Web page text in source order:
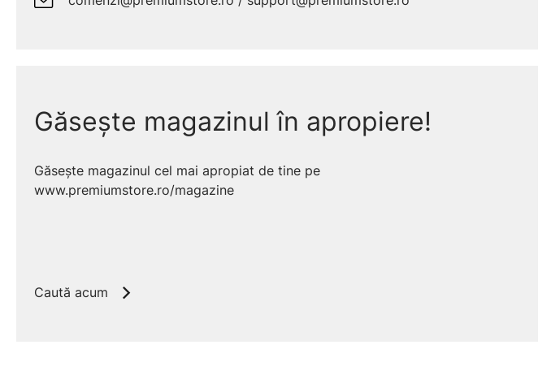
Găsește magazinul în apropiere!
Găsește magazinul cel mai apropiat de tine pe
www.premiumstore.ro/magazine
Caută acum